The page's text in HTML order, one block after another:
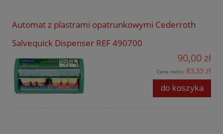
Automat z plastrami opatrunkowymi Cederroth
Salvequick Dispenser REF 490700
90,00 zł
Cena netto: 83,33 zł
do koszyka